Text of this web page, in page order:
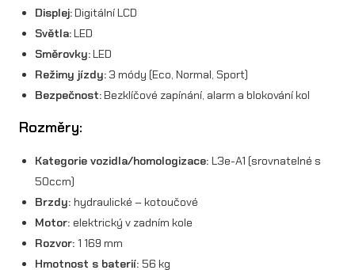
Displej:Digitální LCD
Světla:LED
Směrovky:LED
Režimy jízdy: 3 módy (Eco, Normal, Sport)
Bezpečnost:Bezklíčové zapínání, alarm a blokování kol
Rozměry:
Kategorie vozidla/homologizace: L3e-A1 (srovnatelné s
50ccm)
Brzdy: hydraulické – kotoučové
Motor: elektrický v zadním kole
Rozvor: 1 169 mm
Hmotnost s baterií: 56 kg